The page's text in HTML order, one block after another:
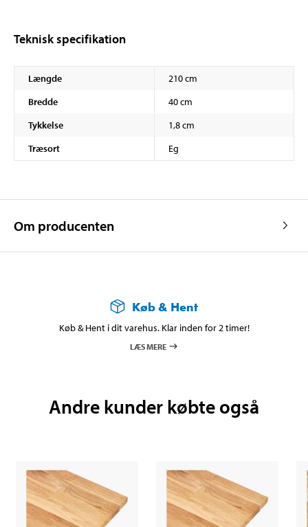
Teknisk specifikation
Længde
210 cm
Bredde
40 cm
Tykkelse
1,8 cm
Træsort
Eg
Om producenten
Køb & Hent
Køb & Hent i dit varehus. Klar inden for 2 timer!
LÆS MERE
Andre kunder købte også